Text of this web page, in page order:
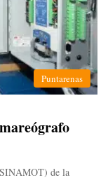
Puntarenas
de la